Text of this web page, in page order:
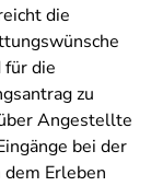
die
für die
zu
Angestellte
bei der
Erleben